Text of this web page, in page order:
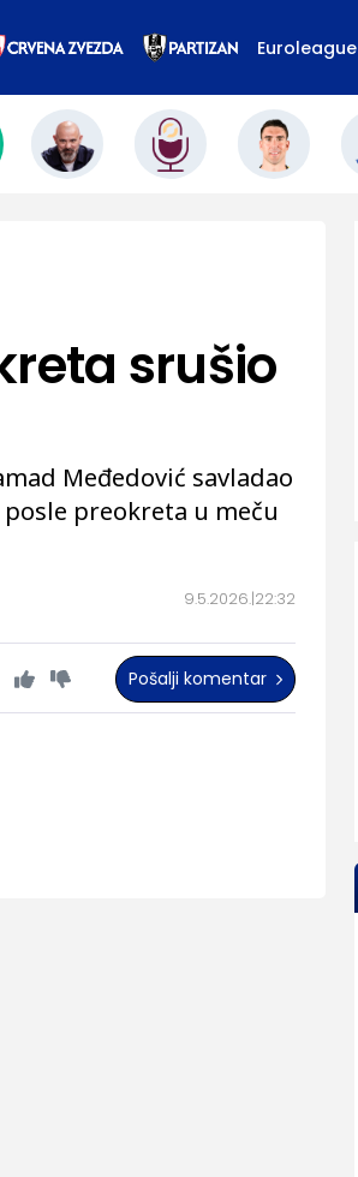
Euroleague
9.5.2026. 22:32
srušio
Međedović savladao
posle preokreta u meču
Pošalji komentar